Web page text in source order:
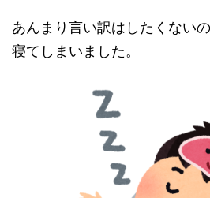
あんまり言い訳はしたくない
寝てしまいました。